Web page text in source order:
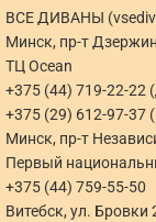
ВСЕ ДИВАНЫ
Минск, пр-т
ТЦ Ocean
+375 (44) 719-22-22
+375 (29) 612-97-37
Минск, пр-т
Первый
+375 (44) 759-55-50
Витебск, ул. Бровки